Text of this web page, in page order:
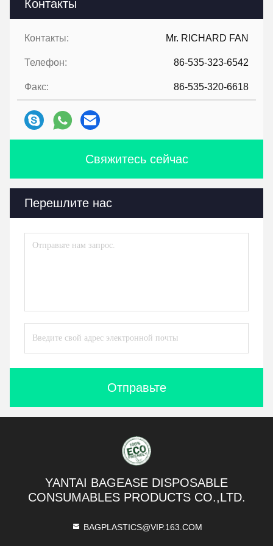
Контакты
Контакты: Mr. RICHARD FAN
Телефон: 86-535-323-6542
Факс: 86-535-320-6618
Свяжитесь сейчас
Перешлите нас
Отправьте
YANTAI BAGEASE DISPOSABLE
CONSUMABLES PRODUCTS CO.,LTD.
BAGPLASTICS@VIP.163.COM